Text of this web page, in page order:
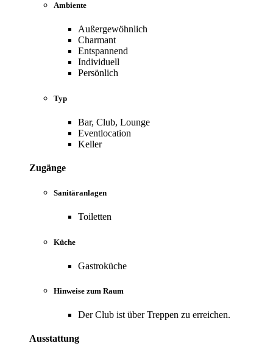
Ambiente
Außergewöhnlich
Charmant
Entspannend
Individuell
Persönlich
Typ
Bar, Club, Lounge
Eventlocation
Keller
Zugänge
Sanitäranlagen
Toiletten
Küche
Gastroküche
Hinweise zum Raum
Der Club ist über Treppen zu erreichen.
Ausstattung